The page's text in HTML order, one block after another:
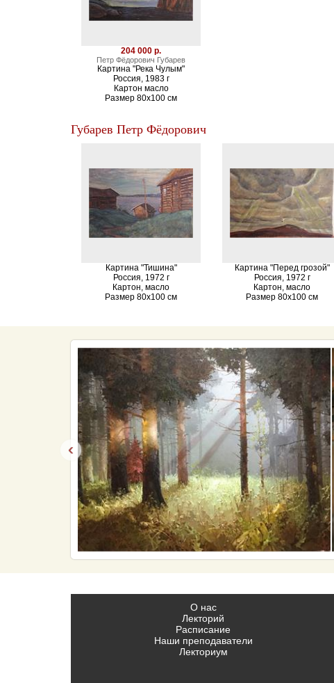
204 000 р.
Петр Фёдорович Губарев
Картина "Река Чулым"
Россия, 1983 г
Картон масло
Размер 80х100 см
Губарев Петр Фёдорович
Картина "Тишина"
Россия, 1972 г
Картон, масло
Размер 80х100 см
Картина "Перед грозой"
Россия, 1972 г
Картон, масло
Размер 80х100 см
‹
О нас
Лекторий
Расписание
Наши преподаватели
Лекториум